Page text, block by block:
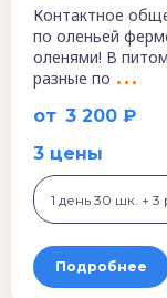
от 3 200 ₽
Контактное
по оленьей
оленями! В
разные по
3 цены
1 день 30 шк. +
Подробнее